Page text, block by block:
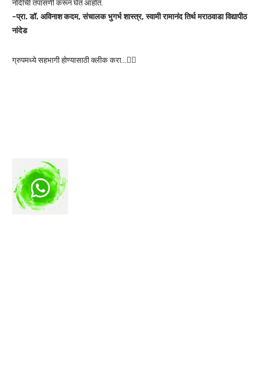
नोंदीची तपासणी करून घेत आहोत.
-प्रा. डॉ. अविनाश कदम, संचालक भुगर्भ शास्त्र, स्वामी रामानंद तिर्थ मराठवाडा विद्यापीठ
नांदेड
ग्रुपमध्ये सहभागी होण्यासाठी क्लीक करा…👆🏻